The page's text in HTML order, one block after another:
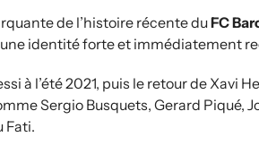
de l’histoire récente duFC
identité forte et immédiatement
à l’été 2021, puis le retour de Xavi
Sergio Busquets, Gerard Piqué,
Fati.